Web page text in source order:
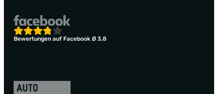
Bewertungen auf Facebook Ø 3,8